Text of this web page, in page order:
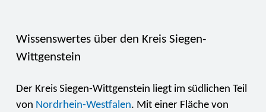
Wissenswertes über den Kreis Siegen-
Wittgenstein
Der Kreis Siegen-Wittgenstein liegt im südlichen Teil
von Nordrhein-Westfalen. Mit einer Fläche von